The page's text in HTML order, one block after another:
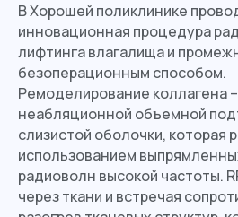
В Хорошей поликлинике
инновационная процедура
лифтинга влагалища и
безоперационным способом.
Ремоделирование коллагена
неабляционной объемной
слизистой оболочки, которая
использованием
радиоволн высокой частоты.
через ткани и встречая